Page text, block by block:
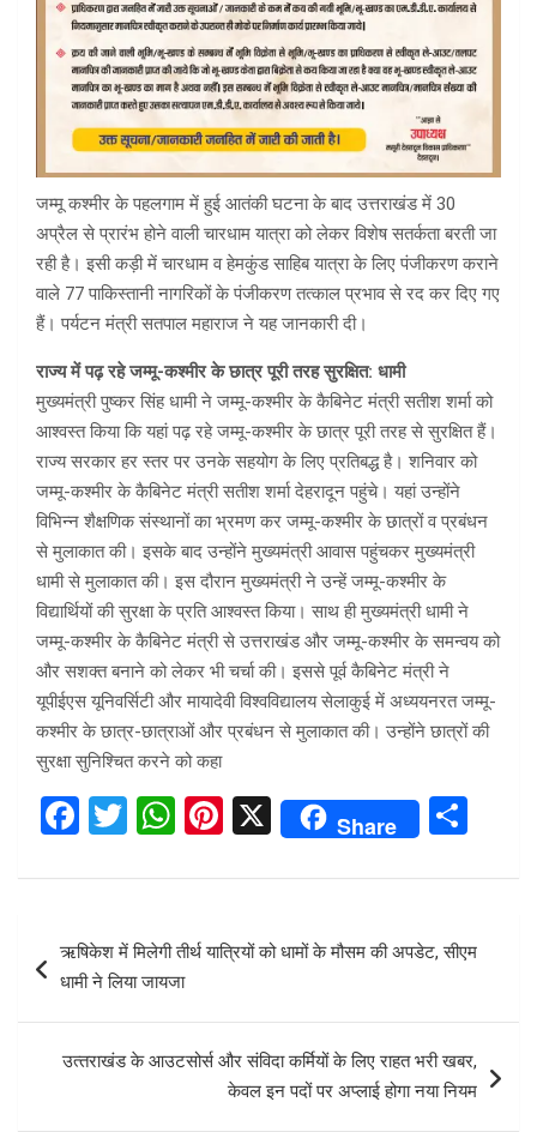
जम्मू कश्मीर के पहलगाम में हुई आतंकी घटना के बाद उत्तराखंड में 30
अप्रैल से प्रारंभ होने वाली चारधाम यात्रा को लेकर विशेष सतर्कता बरती जा
रही है। इसी कड़ी में चारधाम व हेमकुंड साहिब यात्रा के लिए पंजीकरण कराने
वाले 77 पाकिस्तानी नागरिकों के पंजीकरण तत्काल प्रभाव से रद कर दिए गए
हैं। पर्यटन मंत्री सतपाल महाराज ने यह जानकारी दी।
राज्य में पढ़ रहे जम्मू-कश्मीर के छात्र पूरी तरह सुरक्षित: धामी
मुख्यमंत्री पुष्कर सिंह धामी ने जम्मू-कश्मीर के कैबिनेट मंत्री सतीश शर्मा को
आश्वस्त किया कि यहां पढ़ रहे जम्मू-कश्मीर के छात्र पूरी तरह से सुरक्षित हैं।
राज्य सरकार हर स्तर पर उनके सहयोग के लिए प्रतिबद्ध है। शनिवार को
जम्मू-कश्मीर के कैबिनेट मंत्री सतीश शर्मा देहरादून पहुंचे। यहां उन्होंने
विभिन्न शैक्षणिक संस्थानों का भ्रमण कर जम्मू-कश्मीर के छात्रों व प्रबंधन
से मुलाकात की। इसके बाद उन्होंने मुख्यमंत्री आवास पहुंचकर मुख्यमंत्री
धामी से मुलाकात की। इस दौरान मुख्यमंत्री ने उन्हें जम्मू-कश्मीर के
विद्यार्थियों की सुरक्षा के प्रति आश्वस्त किया। साथ ही मुख्यमंत्री धामी ने
जम्मू-कश्मीर के कैबिनेट मंत्री से उत्तराखंड और जम्मू-कश्मीर के समन्वय को
और सशक्त बनाने को लेकर भी चर्चा की। इससे पूर्व कैबिनेट मंत्री ने
यूपीईएस यूनिवर्सिटी और मायादेवी विश्वविद्यालय सेलाकुई में अध्ययनरत जम्मू-
कश्मीर के छात्र-छात्राओं और प्रबंधन से मुलाकात की। उन्होंने छात्रों की
सुरक्षा सुनिश्चित करने को कहा
F
ce
b
o
k
T
tt
er
W
at
s
A
p
Pi
er
es
t
X Share
ar
navigation
ऋषिकेश में मिलेगी तीर्थ यात्रियों को धामों के मौसम की अपडेट, सीएम
धामी ने लिया जायजा
उत्‍तराखंड के आउटसोर्स और संविदा कर्मियों के लिए राहत भरी खबर,
केवल इन पदों पर अप्‍लाई होगा नया नियम